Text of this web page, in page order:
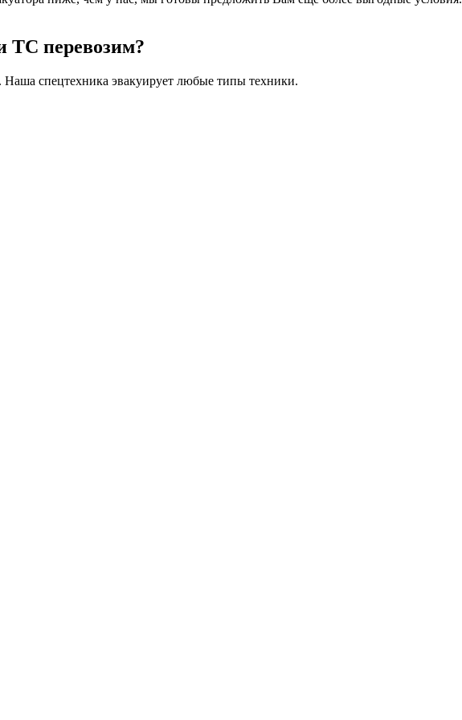
ТС перевозим?
Наша спецтехника эвакуирует любые типы техники.